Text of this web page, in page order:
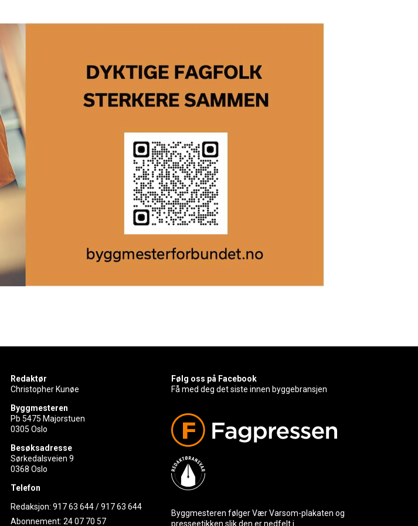
Redaktør
Christopher Kunøe
Byggmesteren
Pb 5475 Majorstuen
0305 Oslo
Besøksadresse
Sørkedalsveien 9
0368 Oslo
Telefon
Redaksjon:917 63 644/917 63 644
Abonnement:24 07 70 57
Følg oss på Facebook
Få med deg det siste innen byggebransjen
Byggmesteren følger Vær Varsom-plakaten og
presseetikken slik den er nedfelt i